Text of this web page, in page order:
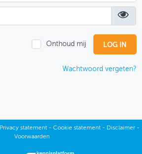
Onthoud mij
Wachtwoord vergeten?
Privacy statement- Cookie statement- Disclaimer-
Voorwaarden